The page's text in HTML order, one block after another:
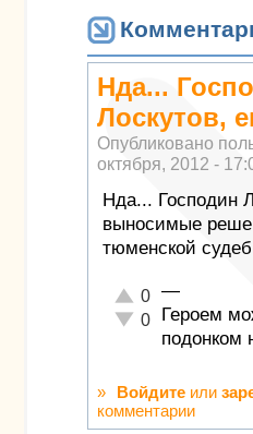
Нда...
Лоскутов,
Опубликовано
октября, 2012 -
Нда... Господин
выносимые
тюменской
Отлично!
0
Неадекватно!
0
—
Героем
подонком
» Войдите или
комментарии